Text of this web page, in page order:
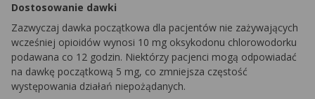
Dostosowanie dawki
Zazwyczaj dawka początkowa dla pacjentów nie zażywających
wcześniej opioidów wynosi 10 mg oksykodonu chlorowodorku
podawana co 12 godzin. Niektórzy pacjenci mogą odpowiadać
na dawkę początkową 5 mg, co zmniejsza częstość
występowania działań niepożądanych.